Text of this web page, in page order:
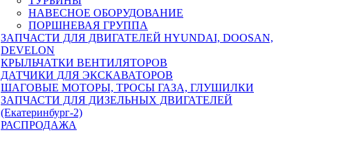
НАВЕСНОЕ ОБОРУДОВАНИЕ
ПОРШНЕВАЯ ГРУППА
ЗАПЧАСТИ ДЛЯ ДВИГАТЕЛЕЙ HYUNDAI, DOOSAN,
DEVELON
КРЫЛЬЧАТКИ ВЕНТИЛЯТОРОВ
ДАТЧИКИ ДЛЯ ЭКСКАВАТОРОВ
ШАГОВЫЕ МОТОРЫ, ТРОСЫ ГАЗА, ГЛУШИЛКИ
ЗАПЧАСТИ ДЛЯ ДИЗЕЛЬНЫХ ДВИГАТЕЛЕЙ
(Екатеринбург-2)
РАСПРОДАЖА